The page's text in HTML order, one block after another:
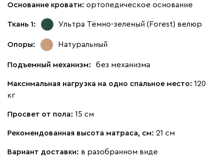
Основание кровати: ортопедическое основание
Ткань 1: Ультра Тёмно-зеленый (Forest) велюр
Опоры: Натуральный
Подъемный механизм: без механизма
Максимальная нагрузка на одно спальное место: 120
кг
Просвет от пола: 15 см
Рекомендованная высота матраса, см: 21 см
Вариант доставки: в разобранном виде